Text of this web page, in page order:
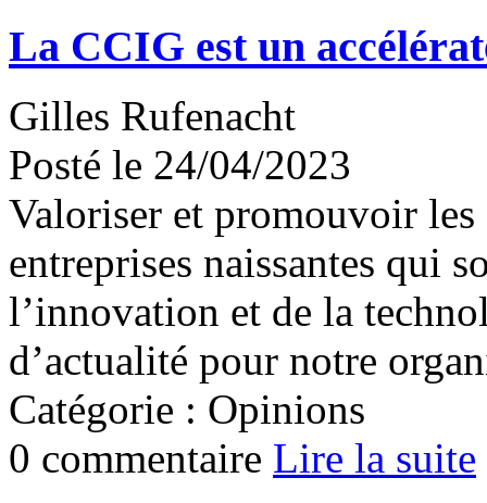
La CCIG est un
Gilles Rufenacht
Posté le 24/04/2023
Valoriser et promouvoir les
entreprises naissantes qui
l’innovation et de la
d’actualité pour notre
Catégorie : Opinions
0 commentaire Lire la suite